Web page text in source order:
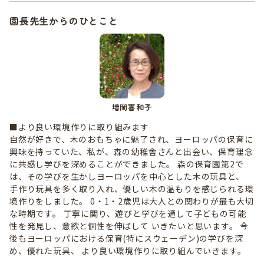
園長先生からのひとこと
増岡喜和子
■より良い環境作りに取り組みます
自然が好きで、木のおもちゃに魅了され、ヨーロッパの保育に
興味を持っていた、私が、森の幼稚舎さんと出会い、保育理念
に共感し学びを深めることができました。 森の保育園第2で
は、その学びを生かしヨーロッパを中心とした木の玩具と、
手作り玩具を多く取り入れ、優しい木の温もりを感じられる環
境作りをしました。 0・1・2歳児は大人との関わりが最も大切
な時期です。 丁寧に関り、遊びと学びを通して子どもの可能
性を発見し、意欲と個性を伸ばして いきたいと思います。 今
後もヨーロッパにおける保育(特にスウェーデン)の学びを深
め、優れた玩具、 より良い環境作りに取り組んでいきます。